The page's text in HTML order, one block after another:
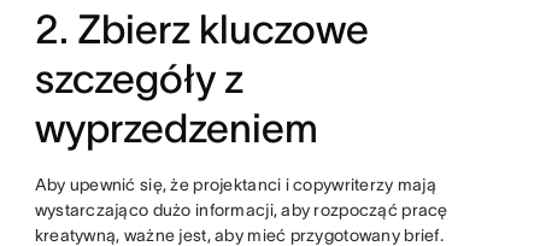
2. Zbierz kluczowe
szczegóły z
wyprzedzeniem
Aby upewnić się, że projektanci i copywriterzy mają
wystarczająco dużo informacji, aby rozpocząć pracę
kreatywną, ważne jest, aby mieć przygotowany brief.